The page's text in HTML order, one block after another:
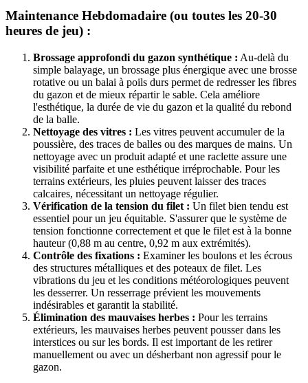
Maintenance Hebdomadaire (ou toutes les 20-30
heures de jeu) :
Brossage approfondi du gazon synthétique : Au-delà du
simple balayage, un brossage plus énergique avec une brosse
rotative ou un balai à poils durs permet de redresser les fibres
du gazon et de mieux répartir le sable. Cela améliore
l'esthétique, la durée de vie du gazon et la qualité du rebond
de la balle.
Nettoyage des vitres : Les vitres peuvent accumuler de la
poussière, des traces de balles ou des marques de mains. Un
nettoyage avec un produit adapté et une raclette assure une
visibilité parfaite et une esthétique irréprochable. Pour les
terrains extérieurs, les pluies peuvent laisser des traces
calcaires, nécessitant un nettoyage régulier.
Vérification de la tension du filet : Un filet bien tendu est
essentiel pour un jeu équitable. S'assurer que le système de
tension fonctionne correctement et que le filet est à la bonne
hauteur (0,88 m au centre, 0,92 m aux extrémités).
Contrôle des fixations : Examiner les boulons et les écrous
des structures métalliques et des poteaux de filet. Les
vibrations du jeu et les conditions météorologiques peuvent
les desserrer. Un resserrage prévient les mouvements
indésirables et garantit la stabilité.
Élimination des mauvaises herbes : Pour les terrains
extérieurs, les mauvaises herbes peuvent pousser dans les
interstices ou sur les bords. Il est important de les retirer
manuellement ou avec un désherbant non agressif pour le
gazon.